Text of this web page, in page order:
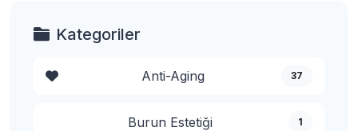
Kategoriler
Anti-Aging 37
Burun Estetiği 1